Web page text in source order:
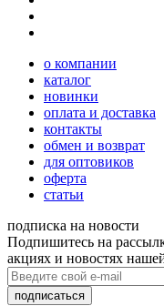
о компании
каталог
новинки
оплата и доставка
контакты
обмен и возврат
для оптовиков
оферта
статьи
подписка на новости
Подпишитесь на
акциях и новостях
подписаться